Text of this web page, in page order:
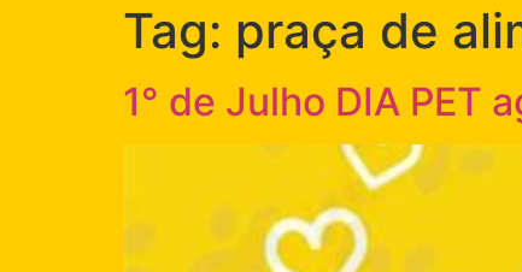
Tag: praça de
1° de Julho DIA PET